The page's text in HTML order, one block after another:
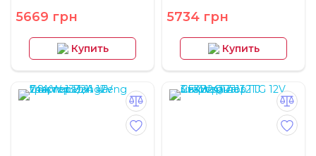
5669 грн
Купить
5734 грн
Купить